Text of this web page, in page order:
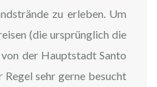
zu erleben. Um
(die ursprünglich die
der Hauptstadt Santo
sehr gerne besucht